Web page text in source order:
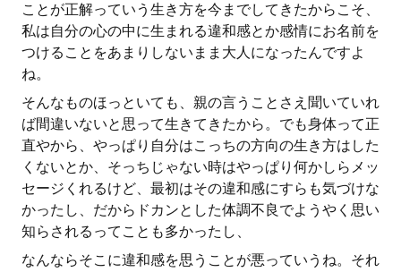
ことが正解っていう生き方を今までしてきたからこそ、
私は自分の心の中に生まれる違和感とか感情にお名前を
つけることをあまりしないまま大人になったんですよ
ね。
そんなものほっといても、親の言うことさえ聞いていれ
ば間違いないと思って生きてきたから。でも身体って正
直やから、やっぱり自分はこっちの方向の生き方はした
くないとか、そっちじゃない時はやっぱり何かしらメッ
セージくれるけど、最初はその違和感にすらも気づけな
かったし、だからドカンとした体調不良でようやく思い
知らされるってことも多かったし、
なんならそこに違和感を思うことが悪っていうね。それ